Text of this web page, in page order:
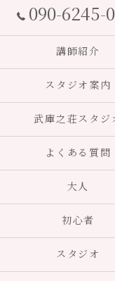
090-6245-
講師紹介
スタジオ案内
武庫之荘スタジ
よくある質問
大人
初心者
スタジオ